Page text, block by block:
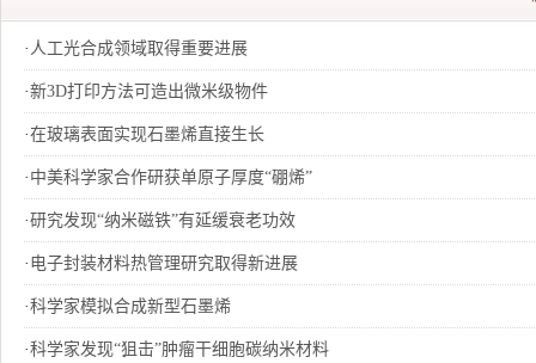
· 人工光合成领域取得重要进展
·新3D打印方法可造出微米级物件
·在玻璃表面实现石墨烯直接生长
· 中美科学家合作研获单原子厚度“硼烯”
·研究发现“纳米磁铁”有延缓衰老功效
· 电子封装材料热管理研究取得新进展
·科学家模拟合成新型石墨烯
·科学家发现“狙击”肿瘤干细胞碳纳米材料